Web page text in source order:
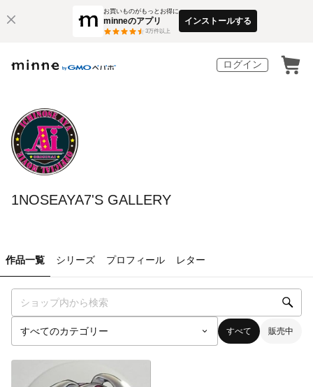
お買いものがもっとお得に
minneのアプリ
3万件以上
インストールする
ログイン
1NOSEAYA7'S GALLERY
作品一覧 シリーズ プロフィール レター
すべて 販売中